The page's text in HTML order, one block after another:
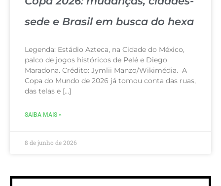
sede e Brasil em busca do hexa
Legenda: Estádio Azteca, na Cidade do México,
palco de jogos históricos de Pelé e Diego
Maradona. Crédito: Jymlii Manzo/Wikimédia. A
Copa do Mundo de 2026 já tomou conta das ruas,
das telas e […]
SAIBA MAIS »
8 de junho de 2026